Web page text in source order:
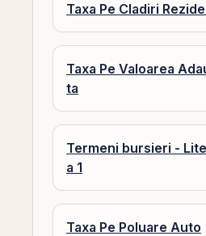
Taxa Pe Cladiri
Taxa Pe Valoarea
ta
Termeni bursieri -
a 1
Taxa Pe Poluare Auto